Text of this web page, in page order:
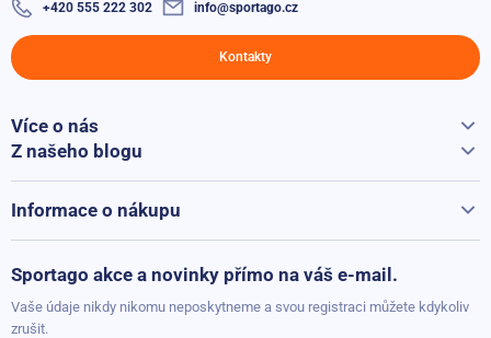
+420 555 222 302 info@sportago.cz
Kontakty
Více o nás
Vše o Sportago
Kontakty
Z našeho blogu
Běžecké pásy při přepravě hýčkáme
Informace o nákupu
Obchodní podmínky
Sportago akce a novinky přímo na váš e-mail.
Vaše údaje nikdy nikomu neposkytneme a svou registraci můžete kdykoliv
zrušit.